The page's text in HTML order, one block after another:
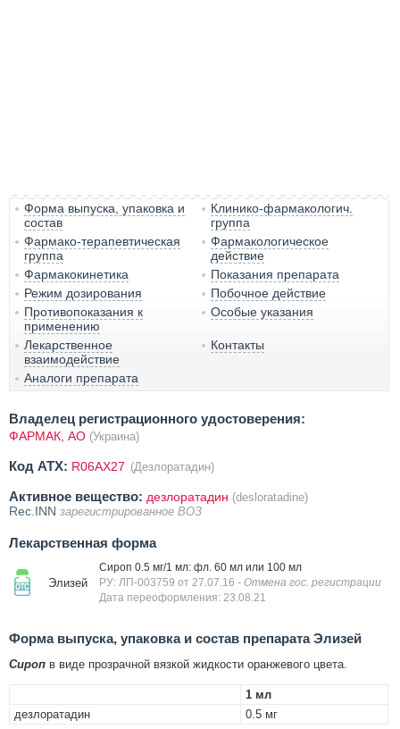
Форма выпуска, упаковка и
состав
Клинико-фармакологич.
группа
Фармако-терапевтическая
группа
Фармакологическое
действие
Фармакокинетика
Показания препарата
Режим дозирования
Побочное действие
Противопоказания к
применению
Особые указания
Лекарственное
взаимодействие
Контакты
Аналоги препарата
Владелец регистрационного удостоверения:
ФАРМАК, АО (Украина)
Код ATX: R06AX27 (Дезлоратадин)
Активное вещество: дезлоратадин (desloratadine)
Rec.INN зарегистрированное ВОЗ
Лекарственная форма
Элизей
Сироп 0.5 мг/1 мл: фл. 60 мл или 100 мл
РУ: ЛП-003759 от 27.07.16 - Отмена гос. регистрации
Дата переоформления: 23.08.21
Форма выпуска, упаковка и состав препарата Элизей
Сироп в виде прозрачной вязкой жидкости оранжевого цвета.
1 мл
дезлоратадин
0.5 мг